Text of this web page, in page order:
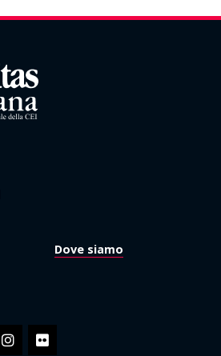
Dove siamo